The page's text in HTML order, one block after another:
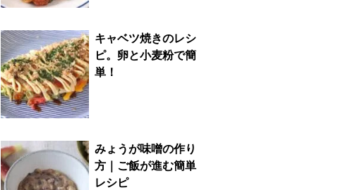
キャベツ焼きのレシ
ピ。卵と小麦粉で簡
単！
みょうが味噌の作り
方｜ご飯が進む簡単
レシピ